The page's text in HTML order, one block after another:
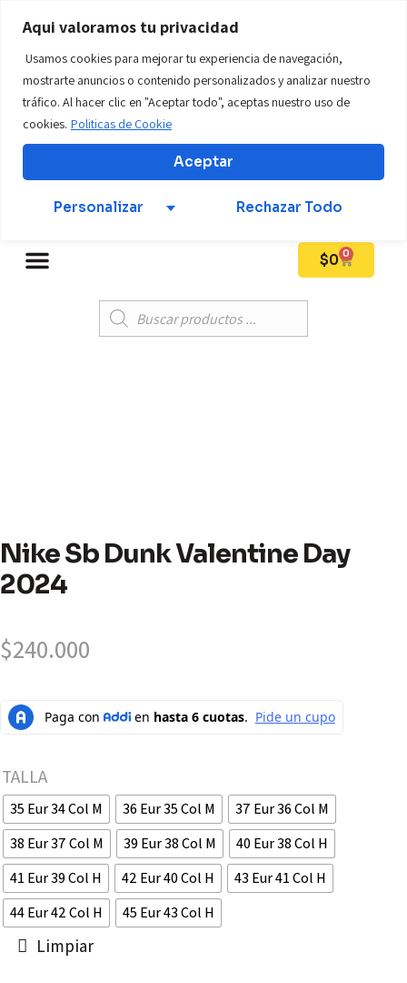
Aqui valoramos tu privacidad
Usamos cookies para mejorar tu experiencia de navegación,
mostrarte anuncios o contenido personalizados y analizar nuestro
tráfico. Al hacer clic en "Aceptar todo", aceptas nuestro uso de
cookies. Politicas de Cookie
Personalizar Rechazar Todo
Aceptar
Teléfono: +57 312 569 6924
$0 0
Nike Sb Dunk Valentine Day
2024
$240.000
TALLA
35 Eur 34 Col M 36 Eur 35 Col M
37 Eur 36 Col M
38 Eur 37 Col M
39 Eur 38 Col M
40 Eur 38 Col H
41 Eur 39 Col H
42 Eur 40 Col H
43 Eur 41 Col H
44 Eur 42 Col H
45 Eur 43 Col H
Limpiar